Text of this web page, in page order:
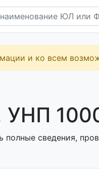
и ко всем
сведения,